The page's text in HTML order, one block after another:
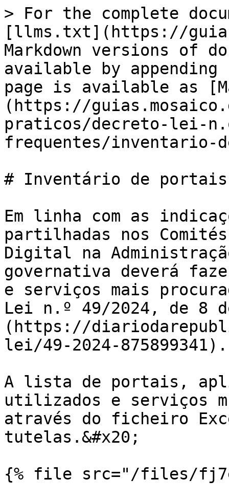
> For the complete
[llms.txt](https://
Markdown versions of
available by
page is available as
(https://
praticos/decreto-lei-
frequentes/inventario-
# Inventário de
Em linha com as
partilhadas nos
Digital na
governativa deverá
e serviços mais
Lei n.º 49/2024, de 8
(https://
lei/49-2024-875899341).
A lista de portais,
utilizados e serviços
através do ficheiro
tutelas.&#x20;
{% file src="/files/